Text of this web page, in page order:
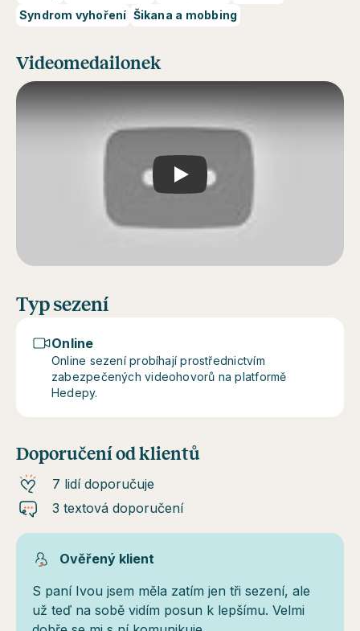
Syndrom vyhoření Šikana a mobbing
Videomedailonek
Play
Typ sezení
Online
Online sezení probíhají prostřednictvím
zabezpečených videohovorů na platformě
Hedepy.
Doporučení od klientů
7 lidí doporučuje
3 textová doporučení
Ověřený klient
S paní Ivou jsem měla zatím jen tři sezení, ale
už teď na sobě vidím posun k lepšímu. Velmi